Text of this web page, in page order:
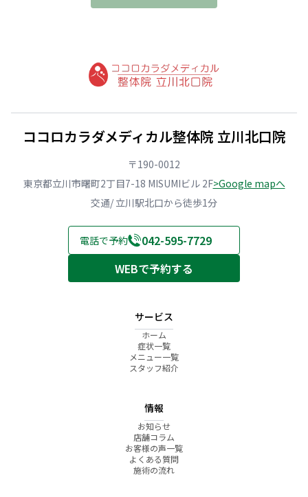
ココロカラダメディカル整体院 立川北口院
〒190-0012
東京都立川市曙町2丁目7-18 MISUMIビル 2F>Google mapへ
交通/ 立川駅北口から徒歩1分
電話で予約
042-595-7729
WEBで予約する
サービス
ホーム
症状一覧
メニュー一覧
スタッフ紹介
情報
お知らせ
店舗コラム
お客様の声一覧
よくある質問
施術の流れ